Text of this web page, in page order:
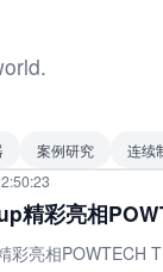
案例研究 连续
精彩亮相
彩亮相POWTECH